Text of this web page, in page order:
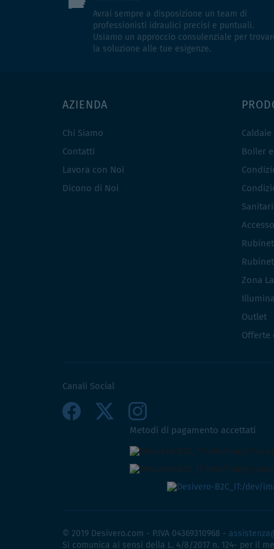
Avrai sempre a disposizione un team di
professionisti idraulici precisi e puntuali.
Usiamo un approccio consulenziale per
la soluzione alle tue esigenze.
AZIENDA
Chi Siamo
Contatti
Lavora con Noi
Dicono di Noi
Caldaie
Boiler
Zona
Outlet
Offerte
Canali Social
Metodi di pagamento accettati
© 2019 Desivero.com - P.IVA 04369310968 -
Si comunica ai sensi della L. 4/8/2017 n. 124- per il